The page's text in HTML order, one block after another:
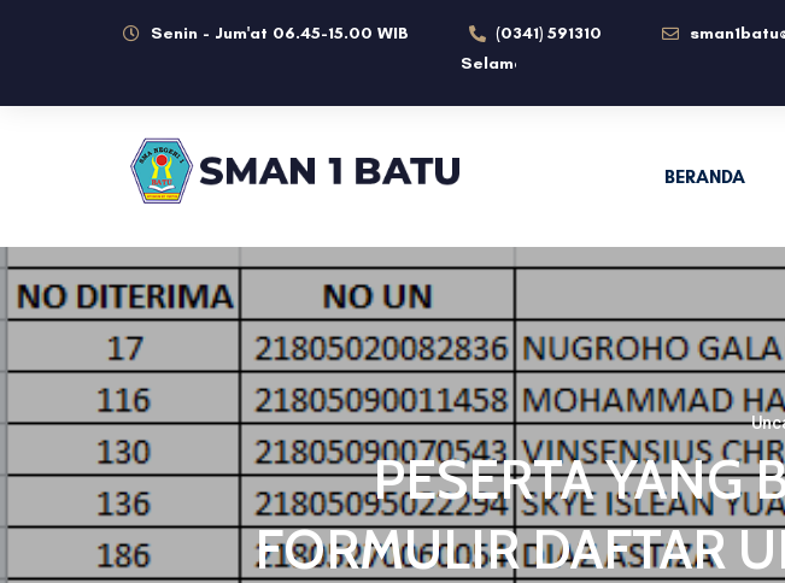
Senin - Jum'at 06.45-15.00 WIB (0341) 591310
Selamat datang di Website resmi SMAN 1
BERANDA
PESERTA YANG
FORMULIR DAFTAR